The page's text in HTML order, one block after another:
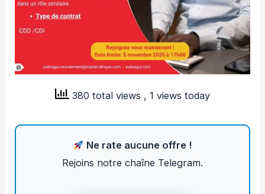
380 total views , 1 views today
Ne rate aucune offre !
Rejoins notre chaîne Telegram.